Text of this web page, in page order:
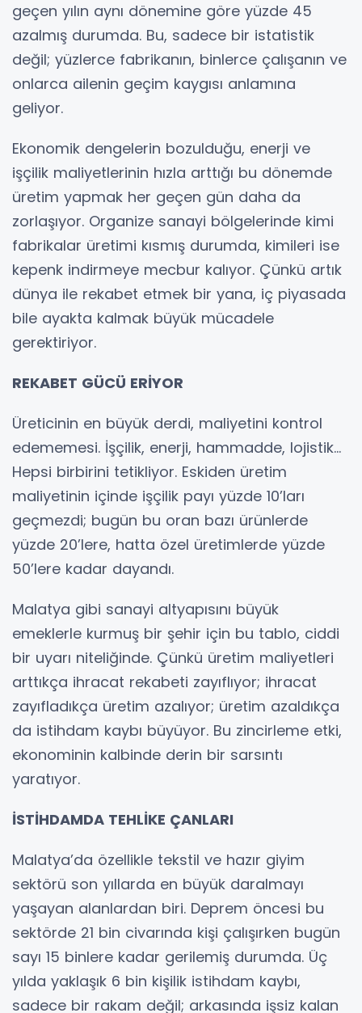
geçen yılın aynı dönemine göre yüzde 45
azalmış durumda. Bu, sadece bir istatistik
değil; yüzlerce fabrikanın, binlerce çalışanın ve
onlarca ailenin geçim kaygısı anlamına
geliyor.
Ekonomik dengelerin bozulduğu, enerji ve
işçilik maliyetlerinin hızla arttığı bu dönemde
üretim yapmak her geçen gün daha da
zorlaşıyor. Organize sanayi bölgelerinde kimi
fabrikalar üretimi kısmış durumda, kimileri ise
kepenk indirmeye mecbur kalıyor. Çünkü artık
dünya ile rekabet etmek bir yana, iç piyasada
bile ayakta kalmak büyük mücadele
gerektiriyor.
REKABET GÜCÜ ERİYOR
Üreticinin en büyük derdi, maliyetini kontrol
edememesi. İşçilik, enerji, hammadde, lojistik…
Hepsi birbirini tetikliyor. Eskiden üretim
maliyetinin içinde işçilik payı yüzde 10’ları
geçmezdi; bugün bu oran bazı ürünlerde
yüzde 20’lere, hatta özel üretimlerde yüzde
50’lere kadar dayandı.
Malatya gibi sanayi altyapısını büyük
emeklerle kurmuş bir şehir için bu tablo, ciddi
bir uyarı niteliğinde. Çünkü üretim maliyetleri
arttıkça ihracat rekabeti zayıflıyor; ihracat
zayıfladıkça üretim azalıyor; üretim azaldıkça
da istihdam kaybı büyüyor. Bu zincirleme etki,
ekonominin kalbinde derin bir sarsıntı
yaratıyor.
İSTİHDAMDA TEHLİKE ÇANLARI
Malatya’da özellikle tekstil ve hazır giyim
sektörü son yıllarda en büyük daralmayı
yaşayan alanlardan biri. Deprem öncesi bu
sektörde 21 bin civarında kişi çalışırken bugün
sayı 15 binlere kadar gerilemiş durumda. Üç
yılda yaklaşık 6 bin kişilik istihdam kaybı,
sadece bir rakam değil; arkasında işsiz kalan